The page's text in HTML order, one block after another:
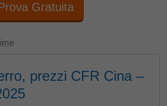
Gratuita
prezzi CFR Cina –